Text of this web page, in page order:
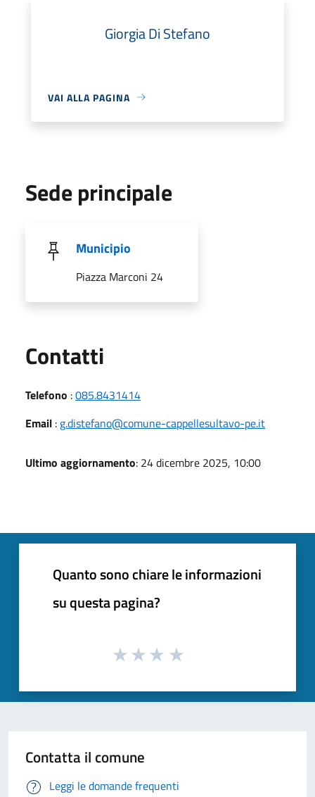
Giorgia Di Stefano
VAI ALLA PAGINA
Sede principale
Municipio
Piazza Marconi 24
Contatti
Telefono :085.8431414
Email : g.distefano@comune-cappellesultavo-pe.it
Ultimo aggiornamento: 24 dicembre 2025, 10:00
Quanto sono chiare le informazioni
su questa pagina?
Contatta il comune
Leggi le domande frequenti